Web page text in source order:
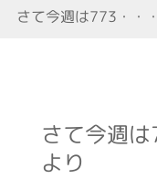
さて今週は773・・
さて今週
より